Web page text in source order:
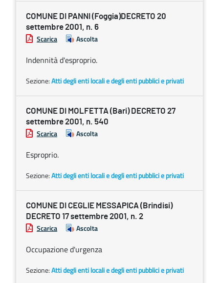
COMUNE DI PANNI (Foggia)DECRETO 20
settembre 2001, n. 6
Scarica Ascolta
Indennità d'esproprio.
Sezione:Atti degli enti locali e degli enti pubblici e privati
COMUNE DI MOLFETTA (Bari) DECRETO 27
settembre 2001, n. 540
Scarica Ascolta
Esproprio.
Sezione:Atti degli enti locali e degli enti pubblici e privati
COMUNE DI CEGLIE MESSAPICA (Brindisi)
DECRETO 17 settembre 2001, n. 2
Scarica Ascolta
Occupazione d'urgenza
Sezione:Atti degli enti locali e degli enti pubblici e privati